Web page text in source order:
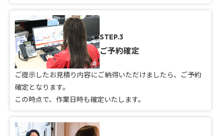
STEP.3
ご予約確定
ご提示したお見積り内容にご納得いただけましたら、ご予約
確定となります。
この時点で、作業日時も確定いたします。